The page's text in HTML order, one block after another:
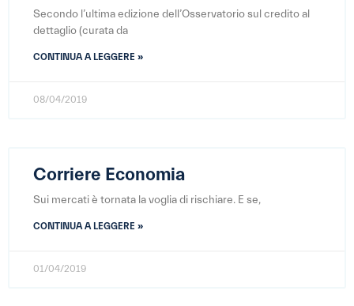
Secondo l’ultima edizione dell’Osservatorio sul credito al
dettaglio (curata da
CONTINUA A LEGGERE »
08/04/2019
Corriere Economia
Sui mercati è tornata la voglia di rischiare. E se,
CONTINUA A LEGGERE »
01/04/2019